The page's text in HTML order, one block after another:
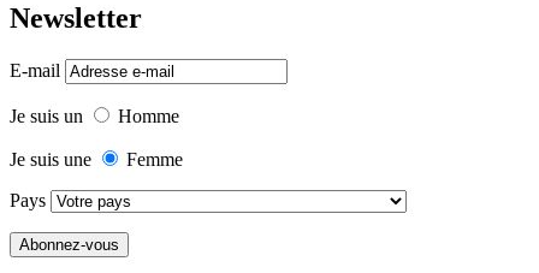
Newsletter
E-mail
Je suis un Homme
Je suis une
Femme
Pays